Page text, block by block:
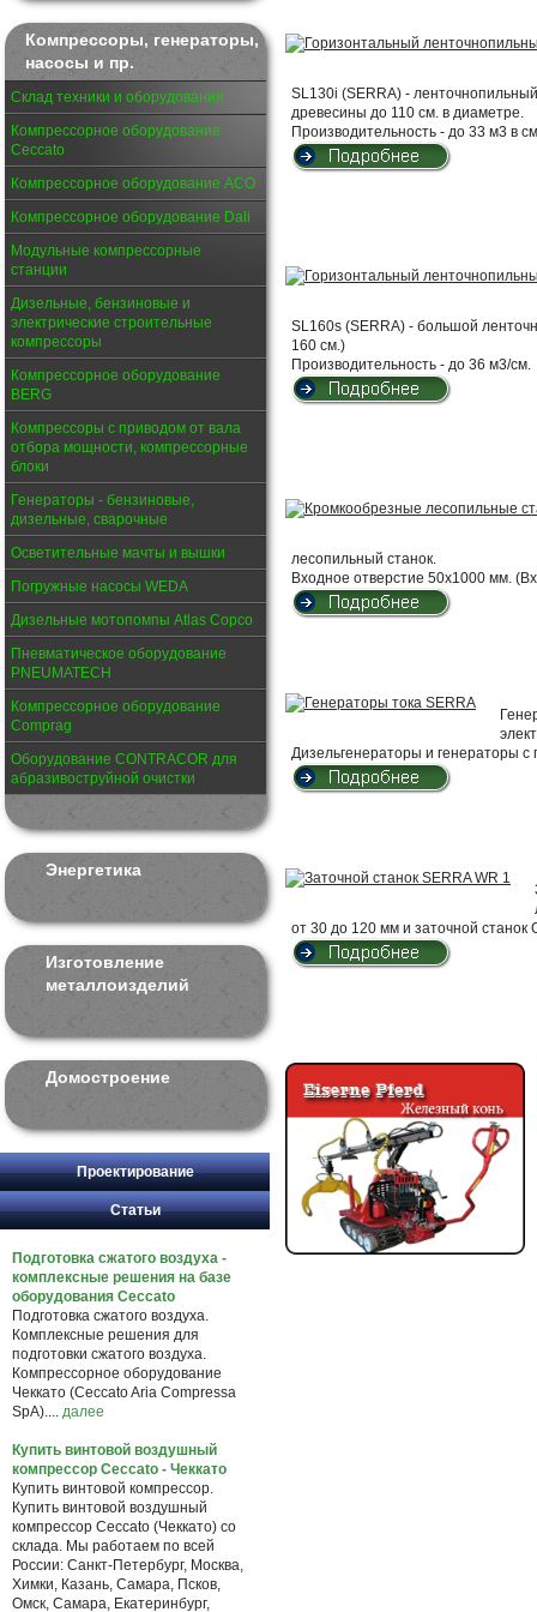
Компрессоры, генераторы,
насосы и пр.
Склад техники и оборудования
Компрессорное оборудование
Ceccato
Компрессорное оборудование АСО
Компрессорное оборудование Dali
Модульные компрессорные
станции
Дизельные, бензиновые и
электрические строительные
компрессоры
Компрессорное оборудование
BERG
Компрессоры с приводом от вала
отбора мощности, компрессорные
блоки
Генераторы - бензиновые,
дизельные, сварочные
Осветительные мачты и вышки
Погружные насосы WEDA
Дизельные мотопомпы Atlas Copco
Пневматическое оборудование
PNEUMATECH
Компрессорное оборудование
Comprag
Оборудование CONTRACOR для
абразивоструйной очистки
Энергетика
Изготовление
металлоизделий
Домостроение
Проектирование
Статьи
Подготовка сжатого воздуха -
комплексные решения на базе
оборудования Ceccato
Подготовка сжатого воздуха.
Комплексные решения для
подготовки сжатого воздуха.
Компрессорное оборудование
Чеккато (Ceccato Aria Compressa
SpA).... далее
Купить винтовой воздушный
компрессор Ceccato - Чеккато
Купить винтовой компрессор.
Купить винтовой воздушный
компрессор Ceccato (Чеккато) со
склада. Мы работаем по всей
России: Санкт-Петербург, Москва,
Химки, Казань, Самара, Псков,
Омск, Самара, Екатеринбург,
SL130i (SERRA) -
древесины до 110 см. в диаметре.
Производительность - до 33 м3 в
SL160s (SERRA) - большой
160 см.)
Производительность - до 36 м3/см.
лесопильный станок.
Входное отверстие 50х1000 мм.
Дизельгенераторы и генераторы
от 30 до 120 мм и заточной станок